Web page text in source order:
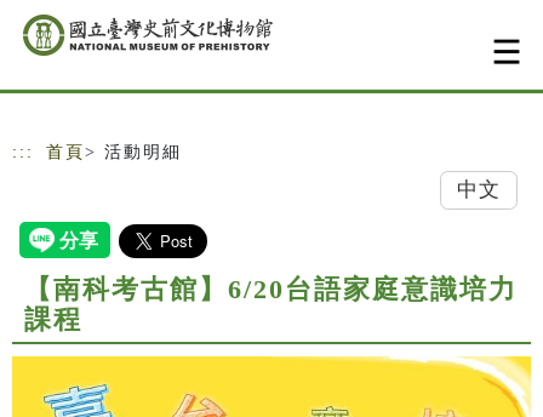
跳到主要內容
網站導覽
::: 首頁 > 活動明細
中文
【南科考古館】6/20台語家庭意識培力
課程